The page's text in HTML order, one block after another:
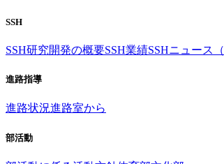
SSH
SSH研究開発の概要SSH業績SSHニュース
進路指導
進路状況進路室から
部活動